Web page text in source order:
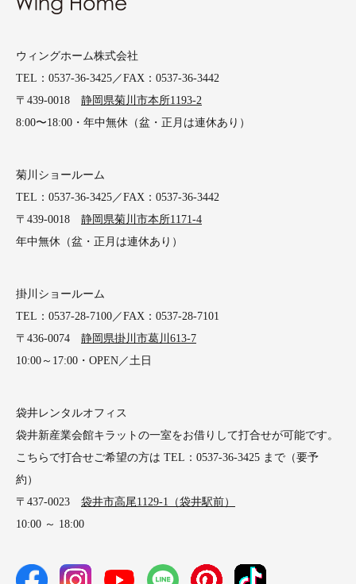
ウィングホーム株式会社
TEL：0537-36-3425／FAX：0537-36-3442
〒439-0018 静岡県菊川市本所1193-2
8:00〜18:00・年中無休（盆・正月は連休あり）
菊川ショールーム
TEL：0537-36-3425／FAX：0537-36-3442
〒439-0018 静岡県菊川市本所1171-4
年中無休（盆・正月は連休あり）
掛川ショールーム
TEL：0537-28-7100／FAX：0537-28-7101
〒436-0074 静岡県掛川市葛川613-7
10:00～17:00・OPEN／土日
袋井レンタルオフィス
袋井新産業会館キラットの一室をお借りして打合せが可能です。
こちらで打合せご希望の方は TEL：0537-36-3425 まで（要予
約）
〒437-0023 袋井市高尾1129-1（袋井駅前）
10:00 ～ 18:00